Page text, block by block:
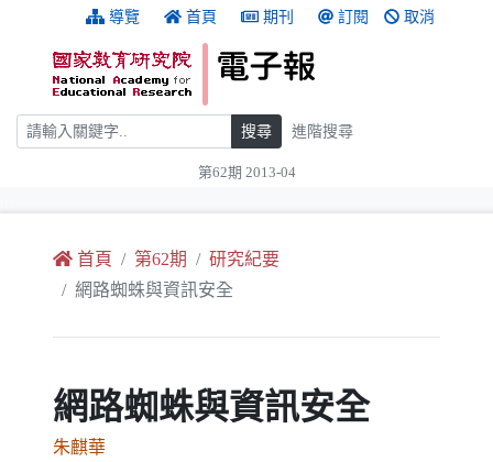
跳到主要內容 導覽 首頁 期刊 訂閱 取消
搜尋 搜尋 進階搜尋
第62期 2013-04
首頁 第62期
研究紀要
網路蜘蛛與資訊安全
網路蜘蛛與資訊安全
朱麒華